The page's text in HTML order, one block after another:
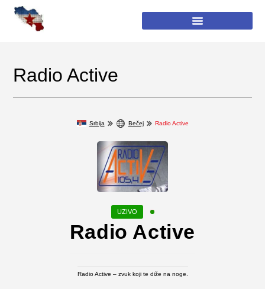
Radio Active
Srbija Bečej Radio Active
Radio Active
Radio Active – zvuk koji te diže na noge.